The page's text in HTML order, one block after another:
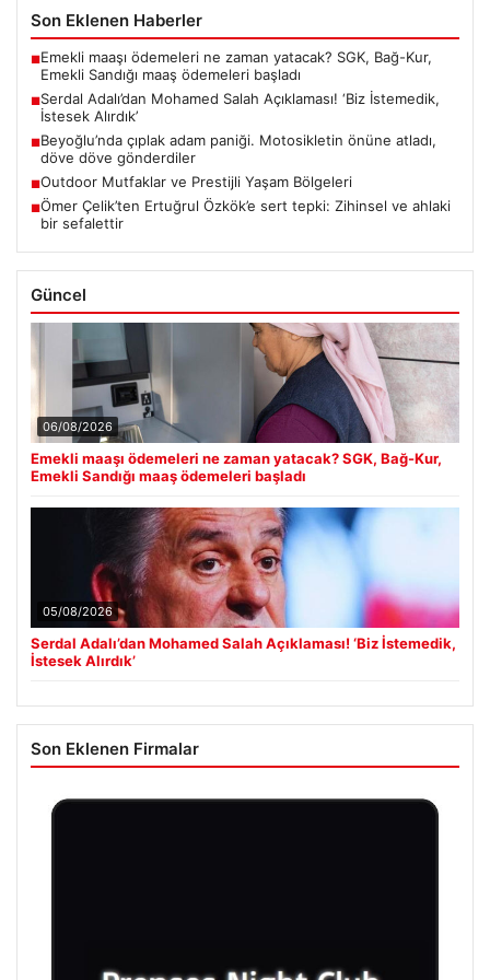
Son Eklenen Haberler
■Emekli maaşı ödemeleri ne zaman yatacak? SGK, Bağ-Kur,
Emekli Sandığı maaş ödemeleri başladı
■Serdal Adalı’dan Mohamed Salah Açıklaması! ‘Biz İstemedik,
İstesek Alırdık’
■Beyoğlu’nda çıplak adam paniği. Motosikletin önüne atladı,
döve döve gönderdiler
■Outdoor Mutfaklar ve Prestijli Yaşam Bölgeleri
■Ömer Çelik’ten Ertuğrul Özkök’e sert tepki: Zihinsel ve ahlaki
bir sefalettir
Güncel
06/08/2026
Emekli maaşı ödemeleri ne zaman yatacak? SGK, Bağ-Kur,
Emekli Sandığı maaş ödemeleri başladı
05/08/2026
Serdal Adalı’dan Mohamed Salah Açıklaması! ‘Biz İstemedik,
İstesek Alırdık’
Son Eklenen Firmalar